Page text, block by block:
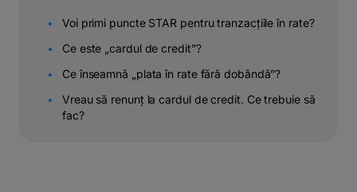
Voi primi puncte STAR pentru tranzacțiile în rate?
Ce este „cardul de credit”?
Ce înseamnă „plata în rate fără dobândă”?
Vreau să renunț la cardul de credit. Ce trebuie să
fac?